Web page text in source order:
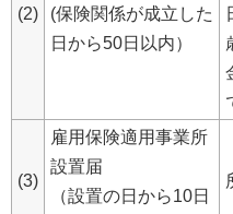
(2)
(保険関係が成立した
日から50日以内）
(3)
雇用保険適用事業所
設置届
（設置の日から10日